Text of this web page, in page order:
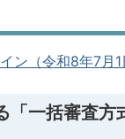
ン（令和8年7月
「一括審査